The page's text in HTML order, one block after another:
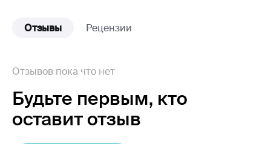
Отзывы Рецензии
Отзывов пока что нет
Будьте первым, кто
оставит отзыв